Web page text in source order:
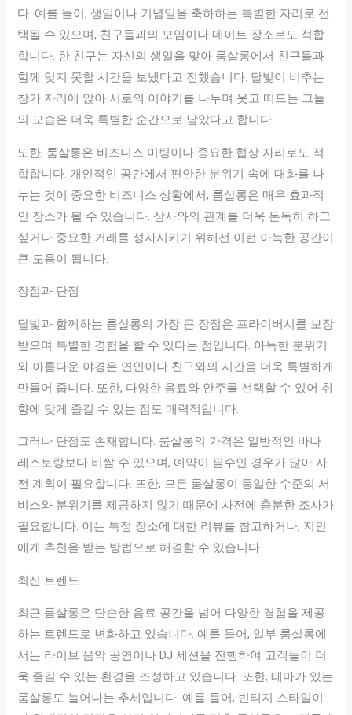
다. 예를 들어, 생일이나 기념일을 축하하는 특별한 자리로 선
택될 수 있으며, 친구들과의 모임이나 데이트 장소로도 적합
합니다. 한 친구는 자신의 생일을 맞아 룸살롱에서 친구들과
함께 잊지 못할 시간을 보냈다고 전했습니다. 달빛이 비추는
창가 자리에 앉아 서로의 이야기를 나누며 웃고 떠드는 그들
의 모습은 더욱 특별한 순간으로 남았다고 합니다.
또한, 룸살롱은 비즈니스 미팅이나 중요한 협상 자리로도 적
합합니다. 개인적인 공간에서 편안한 분위기 속에 대화를 나
누는 것이 중요한 비즈니스 상황에서, 룸살롱은 매우 효과적
인 장소가 될 수 있습니다. 상사와의 관계를 더욱 돈독히 하고
싶거나 중요한 거래를 성사시키기 위해선 이런 아늑한 공간이
큰 도움이 됩니다.
장점과 단점
달빛과 함께하는 룸살롱의 가장 큰 장점은 프라이버시를 보장
받으며 특별한 경험을 할 수 있다는 점입니다. 아늑한 분위기
와 아름다운 야경은 연인이나 친구와의 시간을 더욱 특별하게
만들어 줍니다. 또한, 다양한 음료와 안주를 선택할 수 있어 취
향에 맞게 즐길 수 있는 점도 매력적입니다.
그러나 단점도 존재합니다. 룸살롱의 가격은 일반적인 바나
레스토랑보다 비쌀 수 있으며, 예약이 필수인 경우가 많아 사
전 계획이 필요합니다. 또한, 모든 룸살롱이 동일한 수준의 서
비스와 분위기를 제공하지 않기 때문에 사전에 충분한 조사가
필요합니다. 이는 특정 장소에 대한 리뷰를 참고하거나, 지인
에게 추천을 받는 방법으로 해결할 수 있습니다.
최신 트렌드
최근 룸살롱은 단순한 음료 공간을 넘어 다양한 경험을 제공
하는 트렌드로 변화하고 있습니다. 예를 들어, 일부 룸살롱에
서는 라이브 음악 공연이나 DJ 세션을 진행하여 고객들이 더
욱 즐길 수 있는 환경을 조성하고 있습니다. 또한, 테마가 있는
룸살롱도 늘어나는 추세입니다. 예를 들어, 빈티지 스타일이